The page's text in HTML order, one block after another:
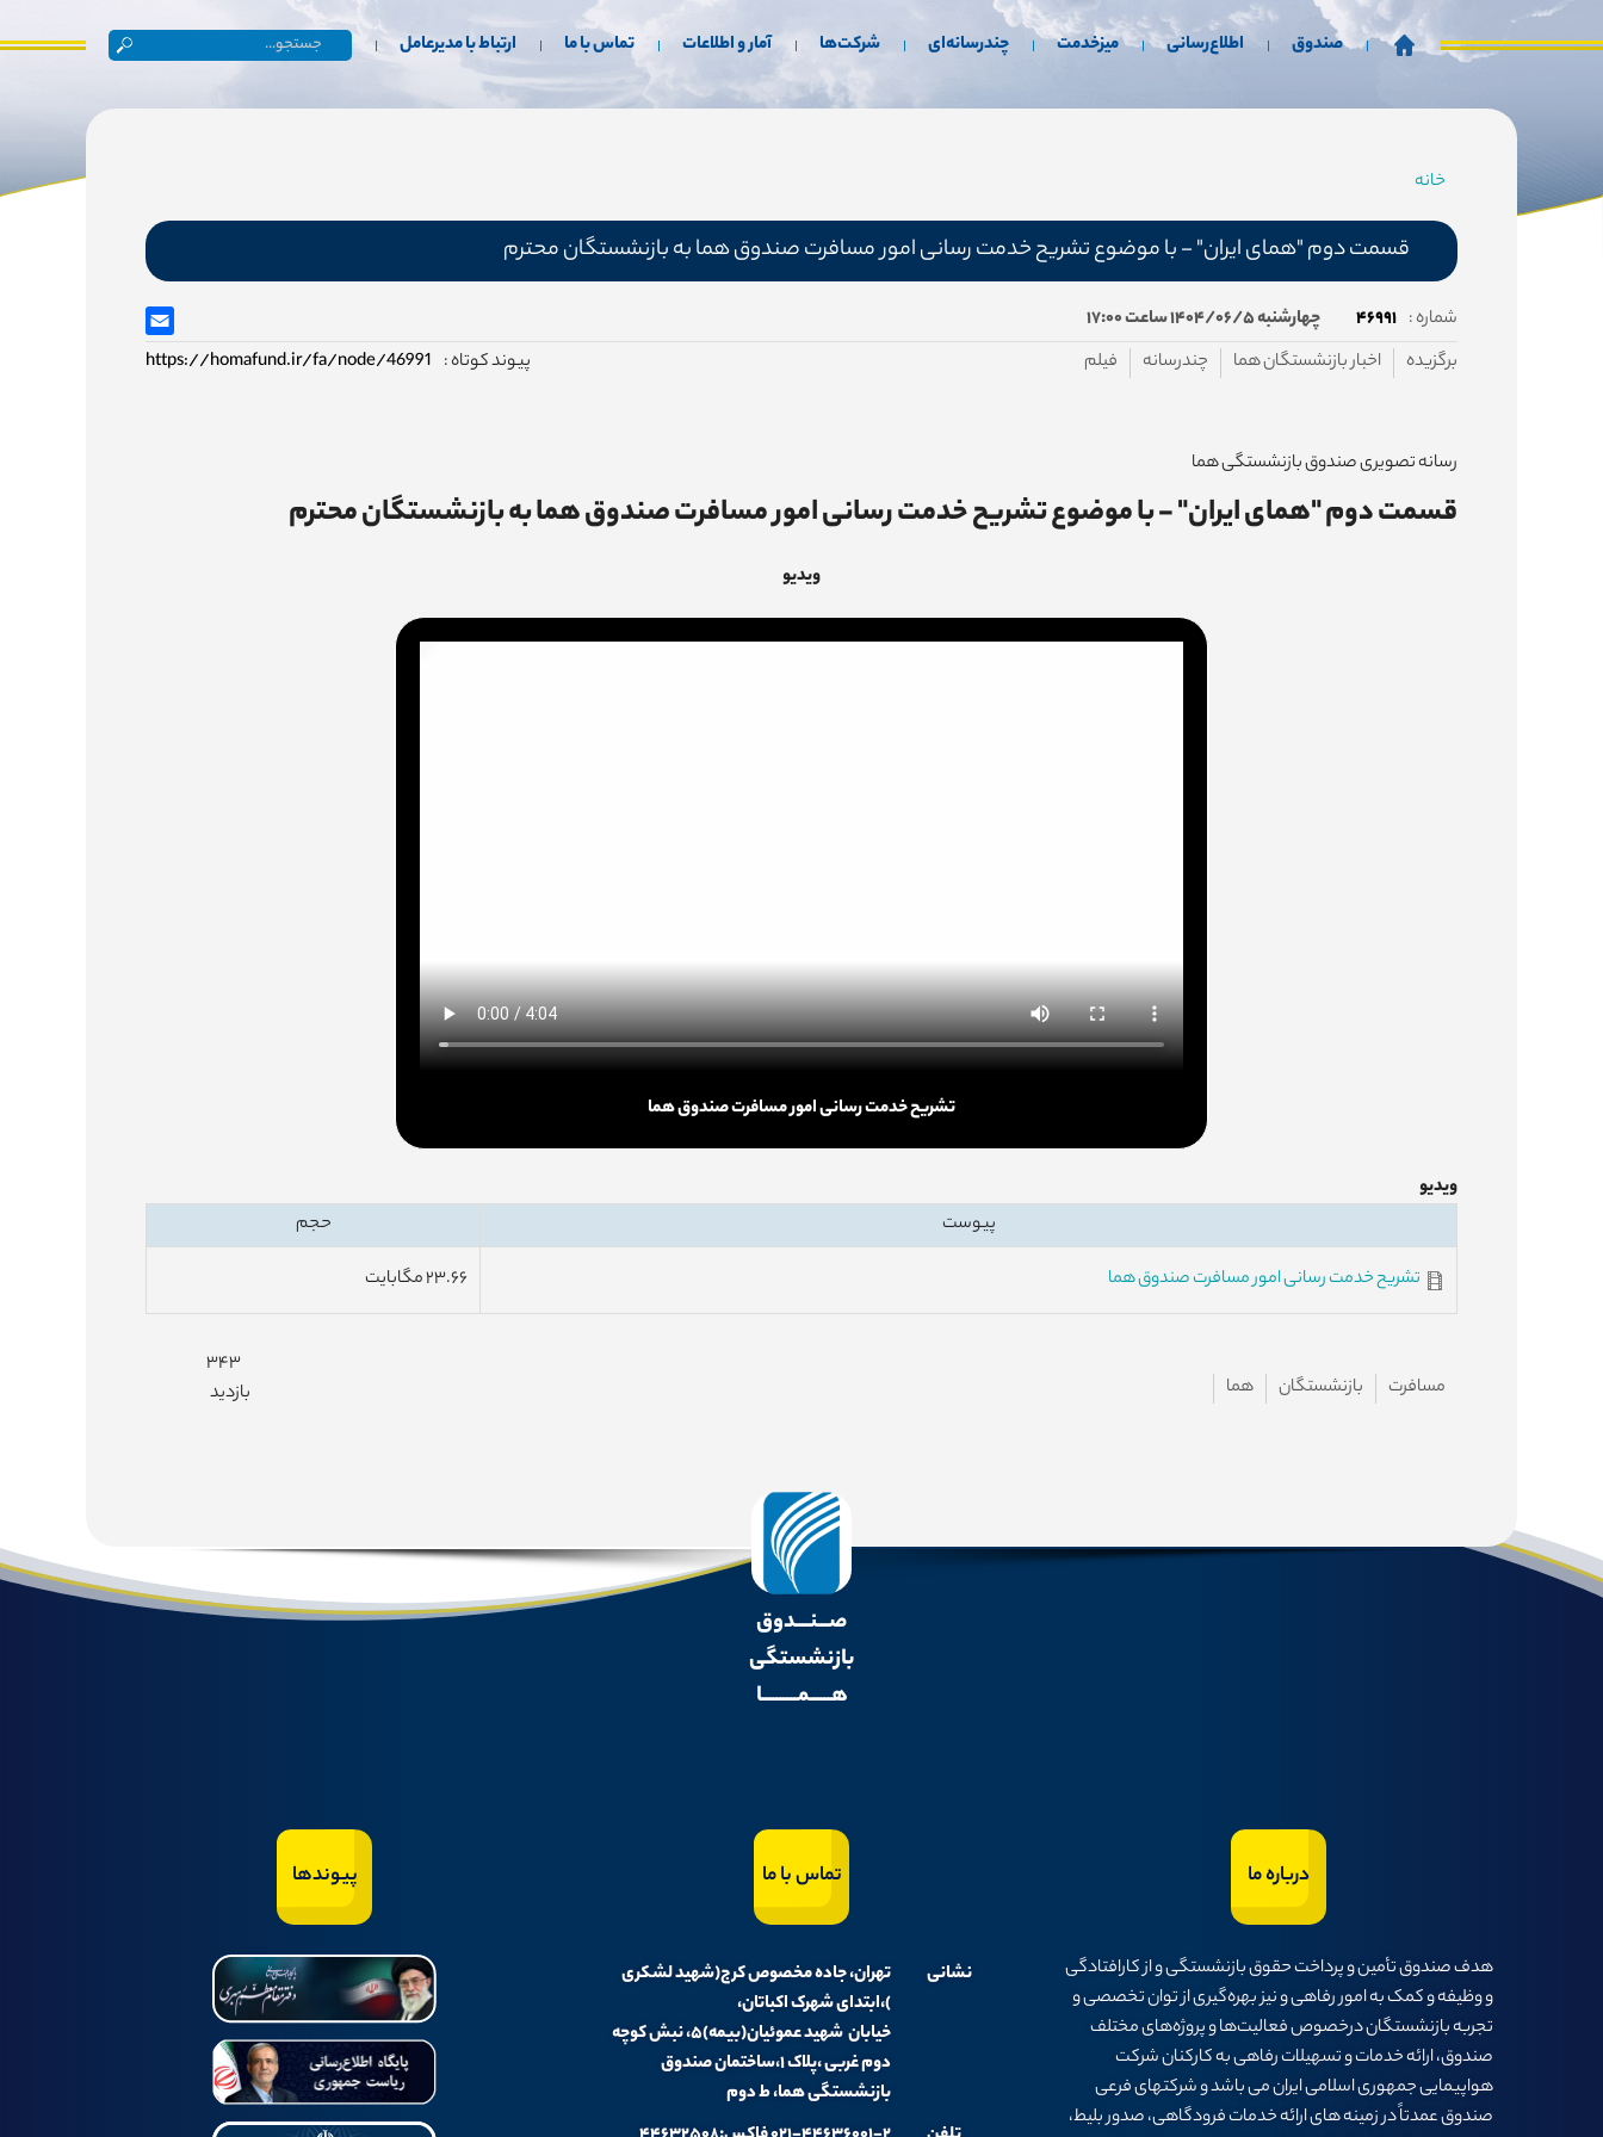
صندوق اطلاع‌رسانی میزخدمت چندرسانه‌ای شرکت‌ها آمار و اطلاعات تماس با ما ارتباط با مدیرعامل
مسیر
خانه
قسمت دوم "همای ایران" - با موضوع تشریح خدمت رسانی امور مسافرت صندوق هما به بازنشستگان محترم
شماره : ۴۶۹۹۱
چهارشنبه ۱۴۰۴/۰۶/۵ ساعت ۱۷:۰۰
برگزیده
اخبار بازنشستگان هما چندرسانه فیلم پیوند کوتاه : https://homafund.ir/fa/node/46991
رسانه تصویری صندوق بازنشستگی هما
قسمت دوم "همای ایران" - با موضوع تشریح خدمت رسانی امور مسافرت صندوق هما به بازنشستگان محترم
ویدیو
تشریح خدمت رسانی امور مسافرت صندوق هما
ویدیو
پیوست
حجم
تشریح خدمت رسانی امور مسافرت صندوق هما
۲۳.۶۶ مگابایت
مسافرت بازنشستگان هما
۳۴۳
بازدید
صـــنــــدوق
بازنشستگی
هــــــمــــــــــا
درباره ما
هدف صندوق تأمين و پرداخت حقوق بازنشستگی و از كارافتادگی
و وظيفه و كمک به امور رفاهی و نيز بهره‌گيری از توان تخصصی و
تجربه بازنشستگان درخصوص فعاليت‌ها و پروژه‌های مختلف
صندوق، ارائه خدمات و تسهيلات رفاهی به كاركنان شركت
هواپيمايی جمهوری اسلامی ايران می باشد و شرکتهای فرعی
صندوق عمدتاً در زمینه های ارائه خدمات فرودگاهی، صدور بلیط،
تماس با ما
نشانی
تهران، جاده مخصوص کرج(شهید لشکری
)،ابتدای شهرک اکباتان،
خیابان شهید عموئیان(بیمه)۵، نبش کوچه
دوم غربی ،پلاک ۱،ساختمان صندوق
بازنشستگی هما، ط دوم
پیوندها